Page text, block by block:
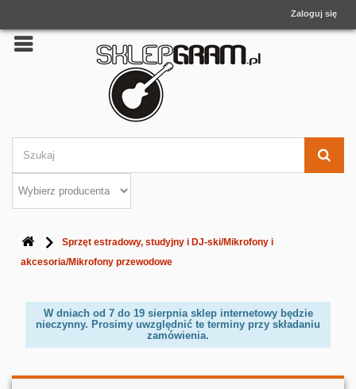
Zaloguj się
Sprzęt estradowy, studyjny i DJ-ski/Mikrofony i
akcesoria/Mikrofony przewodowe
W dniach od 7 do 19 sierpnia sklep internetowy będzie
nieczynny. Prosimy uwzględnić te terminy przy składaniu
zamówienia.